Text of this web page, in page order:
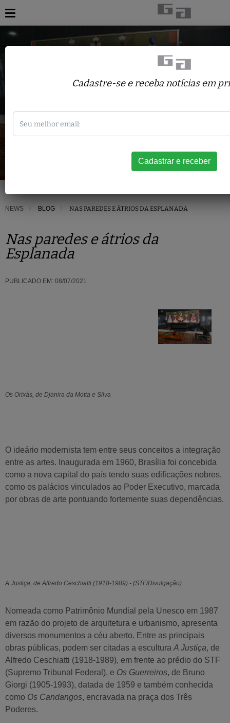
NEWS BLOG NAS PAREDES E ÁTRIOS DA ESPLANADA
Nas paredes e átrios da
Esplanada
PUBLICADO EM: 08/07/2021
Os Orixás, de Djanira da Motta e Silva
O ideário modernista tem entre seus conceitos a integração
entre as artes. Inaugurada em 1960, Brasília foi concebida
como a nova capital do país tendo suas edificações nobres,
como os palácios vinculados ao Poder Executivo, marcada
por obras de arte pontuando fortemente suas dependências.
A Justiça, de Alfredo Ceschiatti (1918-1989) - (STF/Divulgação)
Nomeada como Patrimônio Mundial pela Unesco em 1987
em razão do projeto de arquitetura e urbanismo, apresenta
diversos monumentos a céu aberto. Entre as principais
obras públicas, podem ser citadas a escultura A Justiça, de
Alfredo Ceschiatti (1918-1989), em frente ao prédio do STF
(Supremo Tribunal Federal), e Os Guerreiros, de Bruno
Giorgi (1905-1993), datada de 1959 e também conhecida
como Os Candangos, encravada na praça dos Três
Poderes.
Cadastre-se e receba notícias em